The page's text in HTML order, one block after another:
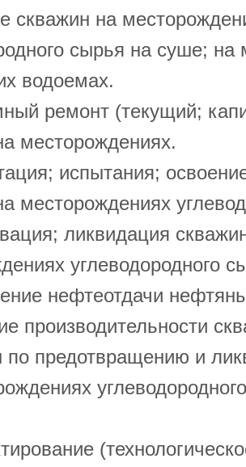
скважин на
сырья на суше; на
водоемах.
ремонт (текущий;
месторождениях.
испытания;
месторождениях
ликвидация
углеводородного
нефтеотдачи
производительности
по предотвращению и